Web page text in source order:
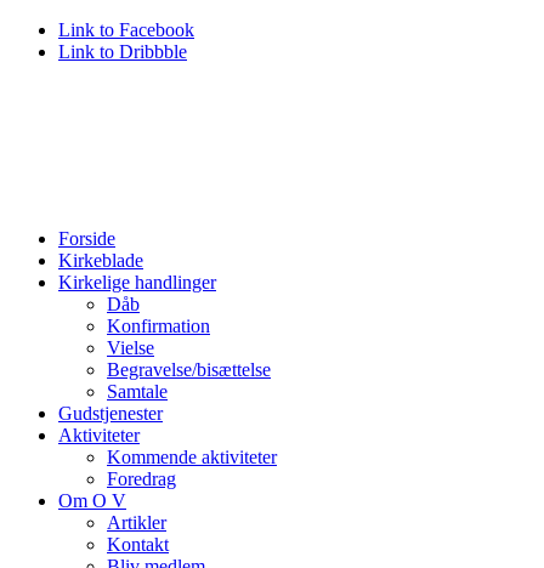
Link to Facebook
Link to Dribbble
Forside
Kirkeblade
Kirkelige handlinger
Dåb
Konfirmation
Vielse
Begravelse/bisættelse
Samtale
Gudstjenester
Aktiviteter
Kommende aktiviteter
Foredrag
Om O V
Artikler
Kontakt